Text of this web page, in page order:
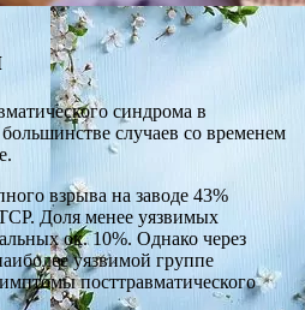
синдрома в
случаев со временем
взрыва на заводе 43%
Доля менее уязвимых
ок. 10%. Однако через
уязвимой группе
посттравматического